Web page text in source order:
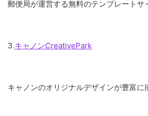
郵便局が運営する無料のテンプレートサ
3.キャノンCreativePark
キャノンのオリジナルデザインが豊富に